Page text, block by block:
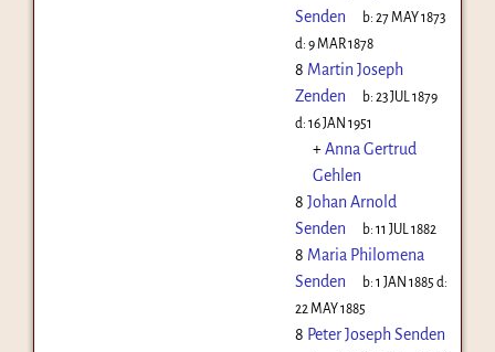
Senden
b:27 MAY 1873
d: 9 MAR 1878
8 Martin Joseph
Zenden
b:23 JUL 1879
d: 16 JAN 1951
+Anna Gertrud
Gehlen
8 Johan Arnold
Senden
b:11 JUL 1882
8 Maria Philomena
Senden
b:1 JAN 1885 d:
22 MAY 1885
8 Peter Joseph Senden